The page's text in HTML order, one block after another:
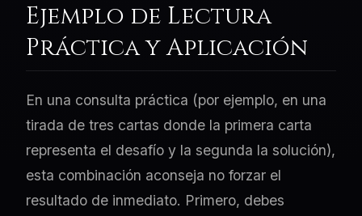
Ejemplo de Lectura
Práctica y Aplicación
En una consulta práctica (por ejemplo, en una
tirada de tres cartas donde la primera carta
representa el desafío y la segunda la solución),
esta combinación aconseja no forzar el
resultado de inmediato. Primero, debes